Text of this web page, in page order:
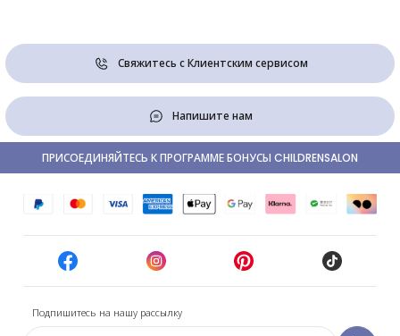
Свяжитесь с Клиентским сервисом
Напишите нам
Подпишитесь на нашу рассылку
ПРИСОЕДИНЯЙТЕСЬ К ПРОГРАММЕ БОНУСЫ CHILDRENSALON